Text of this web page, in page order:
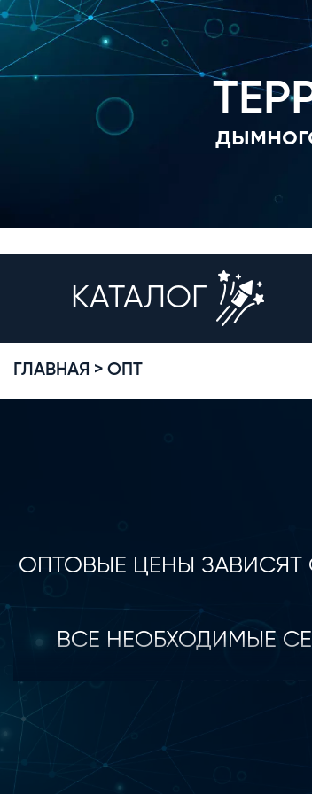
КАТАЛОГ
ГЛАВНАЯ > ОПТ
ОПТОВЫЕ ЦЕНЫ
ВСЕ НЕОБХОДИМЫЕ
ВОЗМОЖНА
ПРЕДСТАВЛЯЕМ
УСТРОЙСТВАХ, ШИРОКО
ЛЕТНИХ И ВЕСЕННИХ